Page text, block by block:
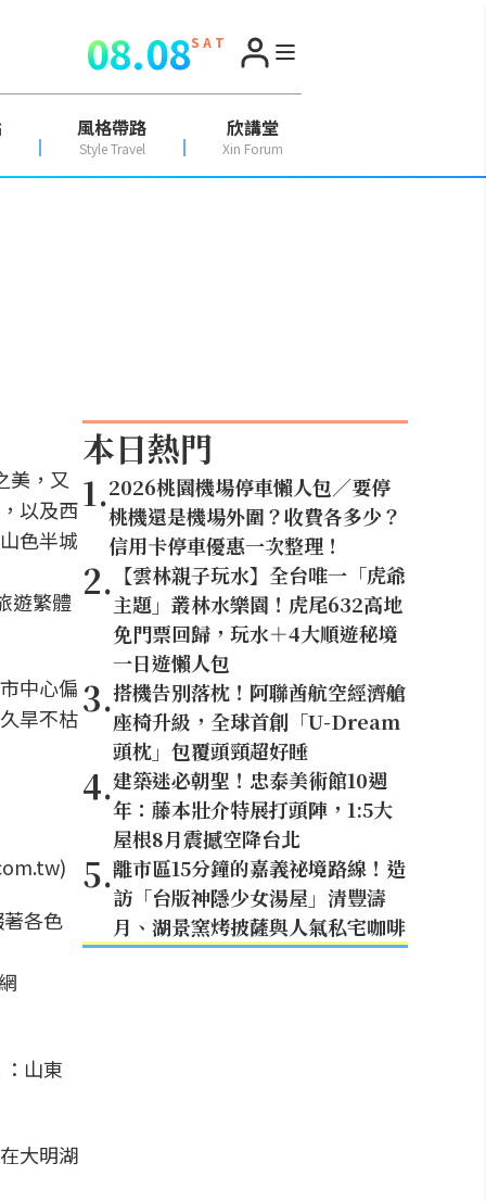
08.08S A T
風格帶路
Style Travel
欣講堂
Xin Forum
美，又
以及西
色半城
遊繁體
中心偏
旱不枯
各色
山東
大明湖
本日熱門
1.2026桃園機場停車懶人包／要停
桃機還是機場外圍？收費各多少？
信用卡停車優惠一次整理！
2. 【雲林親子玩水】全台唯一「虎爺
主題」叢林水樂園！虎尾632高地
免門票回歸，玩水＋4大順遊秘境
一日遊懶人包
3.搭機告別落枕！阿聯酋航空經濟艙
座椅升級，全球首創「U-Dream
頭枕」包覆頭頸超好睡
4.建築迷必朝聖！忠泰美術館10週
年：藤本壯介特展打頭陣，1:5大
屋根8月震撼空降台北
5.離市區15分鐘的嘉義祕境路線！造
訪「台版神隱少女湯屋」清豐濤
月、湖景窯烤披薩與人氣私宅咖啡